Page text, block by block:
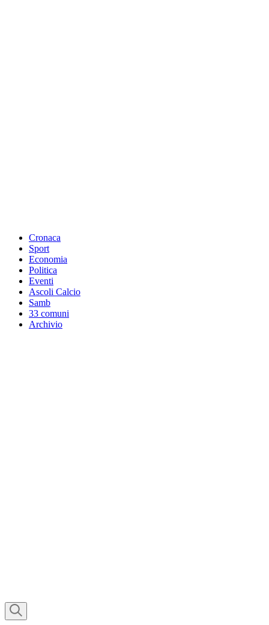
Cronaca
Sport
Economia
Politica
Eventi
Ascoli Calcio
Samb
33 comuni
Archivio